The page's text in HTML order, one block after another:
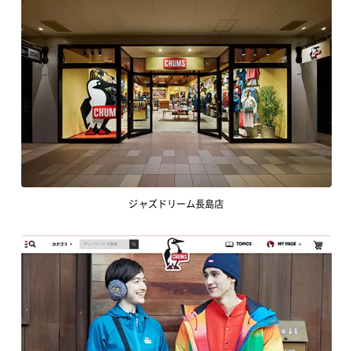
ジャズドリーム長島店